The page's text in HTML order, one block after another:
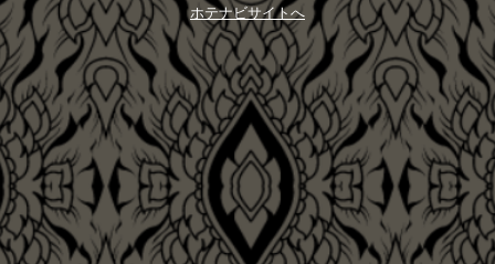
ホテナビサイトへ